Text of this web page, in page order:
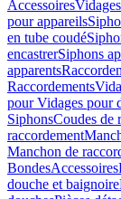
Accessoires
pour appareils
en tube coudé
encastrerSiphons
apparents
Raccordements
pour Vidages pour
SiphonsCoudes de
raccordement
Manchon de
BondesAccessoires
douche et baignoire